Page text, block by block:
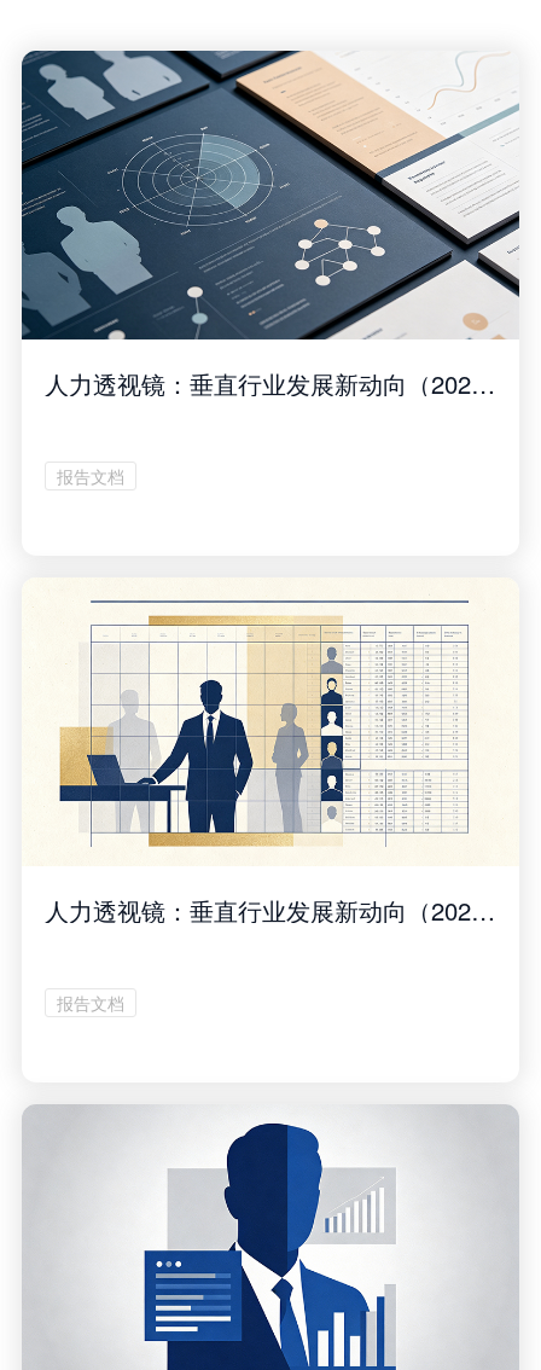
人力透视镜：垂直行业发展新动向（2026年7月刊）
报告文档
人力透视镜：垂直行业发展新动向（2026年6月刊）
报告文档